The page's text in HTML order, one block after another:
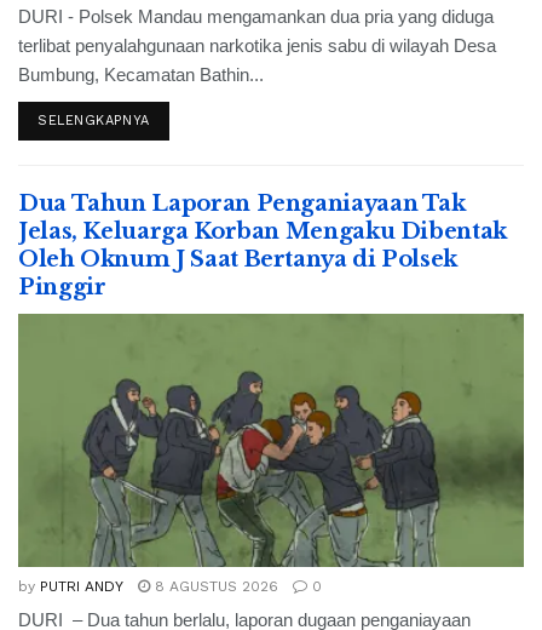
DURI - Polsek Mandau mengamankan dua pria yang diduga
terlibat penyalahgunaan narkotika jenis sabu di wilayah Desa
Bumbung, Kecamatan Bathin...
SELENGKAPNYA
Dua Tahun Laporan Penganiayaan Tak
Jelas, Keluarga Korban Mengaku Dibentak
Oleh Oknum J Saat Bertanya di Polsek
Pinggir
by PUTRI ANDY 8 AGUSTUS 2026 0
DURI – Dua tahun berlalu, laporan dugaan penganiayaan